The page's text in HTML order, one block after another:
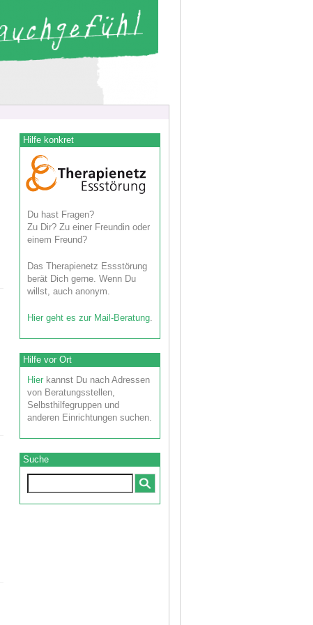
Hilfe konkret
Du hast Fragen?
Zu Dir? Zu einer Freundin oder
einem Freund?
Das Therapienetz Essstörung
berät Dich gerne. Wenn Du
willst, auch anonym.
Hier geht es zur Mail-Beratung
Hilfe vor Ort
Hier kannst Du nach Adressen
von Beratungsstellen,
Selbsthilfegruppen und
anderen Einrichtungen suchen.
Suche